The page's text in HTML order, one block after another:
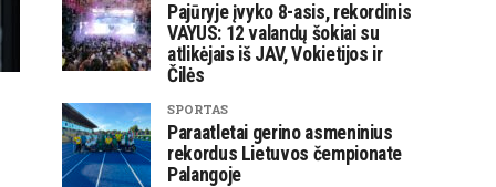
Pajūryje įvyko 8-asis, rekordinis
VAYUS: 12 valandų šokiai su
atlikėjais iš JAV, Vokietijos ir
Čilės
SPORTAS
Paraatletai gerino asmeninius
rekordus Lietuvos čempionate
Palangoje